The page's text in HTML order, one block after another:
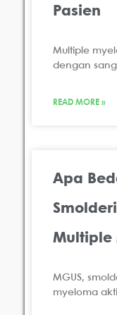
Pasien
Multiple
dengan
READ MORE »
Apa
Multiple
MGUS,
myeloma